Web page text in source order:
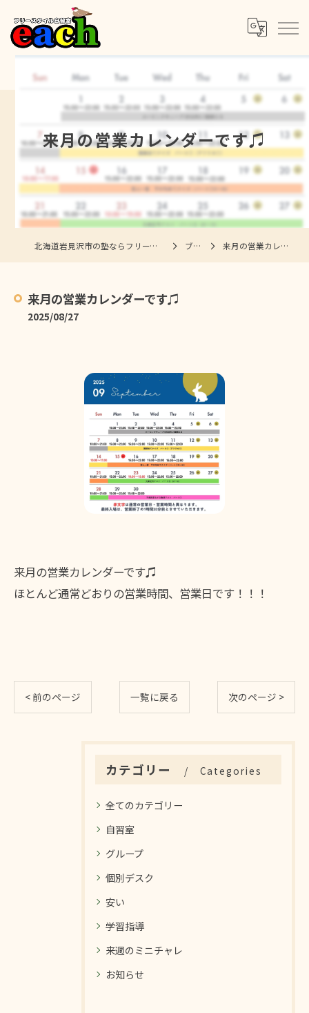
来月の営業カレンダーです♫
北海道岩見沢市の塾ならフリースタイル自習室each ブログ 来月の営業カレンダーです♫
来月の営業カレンダーです♫
2025/08/27
来月の営業カレンダーです♫
ほとんど通常どおりの営業時間、営業日です！！！
< 前のページ 一覧に戻る 次のページ >
カテゴリー Categories
全てのカテゴリー
自習室
グループ
個別デスク
安い
学習指導
来週のミニチャレ
お知らせ